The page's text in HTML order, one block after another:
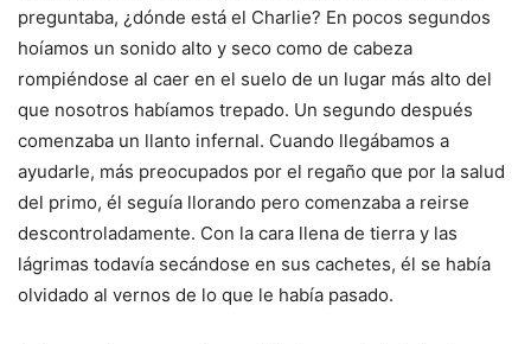
preguntaba, ¿dónde está el Charlie? En pocos segundos
hoíamos un sonido alto y seco como de cabeza
rompiéndose al caer en el suelo de un lugar más alto del
que nosotros habíamos trepado. Un segundo después
comenzaba un llanto infernal. Cuando llegábamos a
ayudarle, más preocupados por el regaño que por la salud
del primo, él seguía llorando pero comenzaba a reirse
descontroladamente. Con la cara llena de tierra y las
lágrimas todavía secándose en sus cachetes, él se había
olvidado al vernos de lo que le había pasado.